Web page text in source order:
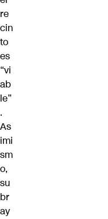
re
cin
to
es
“vi
ab
le”
.
As
imi
sm
o,
su
br
ay